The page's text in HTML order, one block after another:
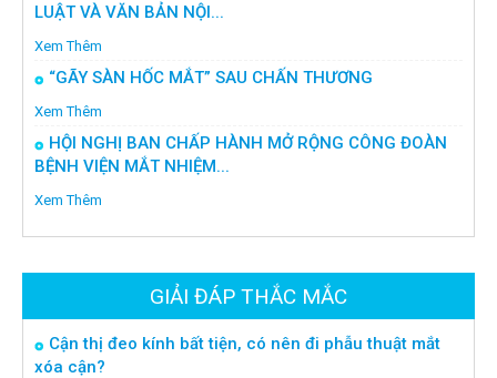
LUẬT VÀ VĂN BẢN NỘI...
Xem Thêm
“GÃY SÀN HỐC MẮT” SAU CHẤN THƯƠNG
Xem Thêm
HỘI NGHỊ BAN CHẤP HÀNH MỞ RỘNG CÔNG ĐOÀN
BỆNH VIỆN MẮT NHIỆM...
Xem Thêm
GIẢI ĐÁP THẮC MẮC
Cận thị đeo kính bất tiện, có nên đi phẫu thuật mắt
xóa cận?